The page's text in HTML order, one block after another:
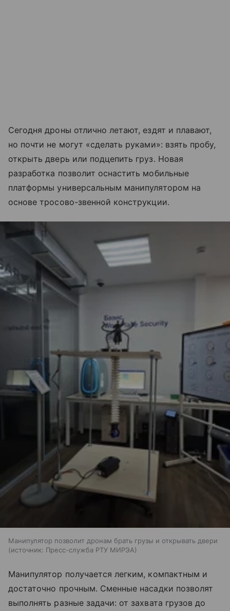
Сегодня дроны отлично летают, ездят и плавают,
но почти не могут «сделать руками»: взять пробу,
открыть дверь или подцепить груз. Новая
разработка позволит оснастить мобильные
платформы универсальным манипулятором на
основе тросово-звенной конструкции.
Манипулятор позволит дронам брать грузы и открывать двери
источник: Пресс-служба РТУ МИРЭА
Манипулятор получается легким, компактным и
достаточно прочным. Сменные насадки позволят
выполнять разные задачи: от захвата грузов до